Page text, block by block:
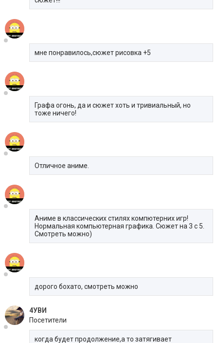
мне понравилось,сюжет рисовка +5
Графа огонь, да и сюжет хоть и тривиальный, но
тоже ничего!
Отличное аниме.
Аниме в классических стилях компютерних игр!
Нормальная компьютерная графика. Сюжет на 3 с 5.
Смотреть можно)
дорого бохато, смотреть можно
4УВИ
Посетители
когда будет продолжение,а то затягивает